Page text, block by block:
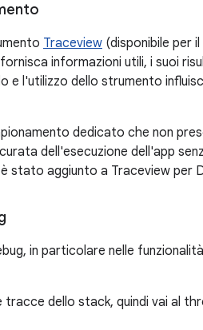
Traceview (disponibile per
informazioni utili, i suoi
l'utilizzo dello strumento
dedicato che non
dell'esecuzione dell'app
stato aggiunto a Traceview per
in particolare nelle
dello stack, quindi vai al